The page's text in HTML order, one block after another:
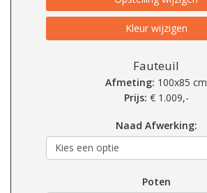
Kleur wijzigen
Fauteuil
Afmeting: 100x85 cm
Prijs: € 1.009,-
Naad Afwerking:
Poten